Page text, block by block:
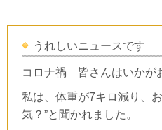
うれしいニュースで
コロナ禍 皆さんはいかが
私は、体重が7キロ減り、
気？”と聞かれました。